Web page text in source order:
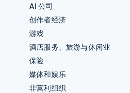
AI 公司
创作者经济
游戏
酒店服务、旅游与休闲业
保险
媒体和娱乐
非营利组织